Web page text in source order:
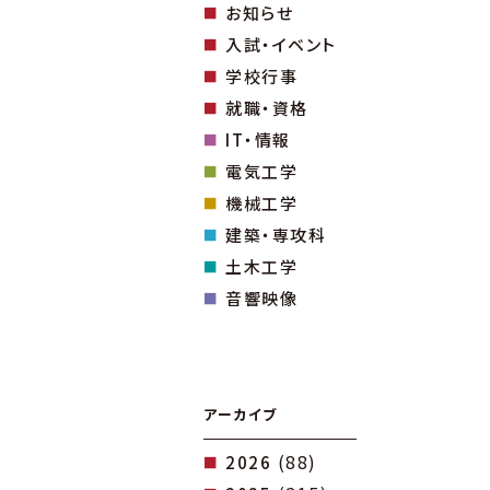
お知らせ
入試・イベント
学校行事
就職・資格
IT・情報
電気工学
機械工学
建築・専攻科
土木工学
音響映像
アーカイブ
2026 (88)